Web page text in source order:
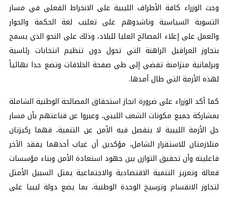
وحث الوزراء كافة الأطراف الليبية على الانخراط الفعلي في مسار
التسوية السياسية وناشدوهم على تغليب لغة الحكمة والحوار
والعمل على إعلاء المصالح العليا للبلاد، وذلك على النحو الذي يسمح
بتجاوز العراقيل الراهنة التي تحول دون تنظيم انتخابات رئاسية
وبرلمانية متزامنة تفضي إلى طي صفحة الخلافات وتضع حدا نهائياً
لهذه الأزمة التي طال أمدها.
كما أكد الوزراء على ضرورة انجاز استحقاق المصالحة الوطنية الشاملة
بمشاركة جميع مكونات الشعب الليبي، وعبروا عن قناعتهم بأن مسار
حل الأزمة الليبية لا ينفصل فيه الأمن عن التنمية، فهما ركيزتان
متلازمتان للاستقرار الشامل، مؤكدين أن غياب أحدهما يفقد الآخر
فاعليته وأن تحقيق التوازن بين جهود استعادة الأمن وبناء مؤسسات
فعالة وتعزيز التنمية الاقتصادية والاجتماعية يمثل السبيل الأمثل
لتجاوز الانقسام وترسيخ الوحدة الوطنية، بما يضع دولة ليبيا على